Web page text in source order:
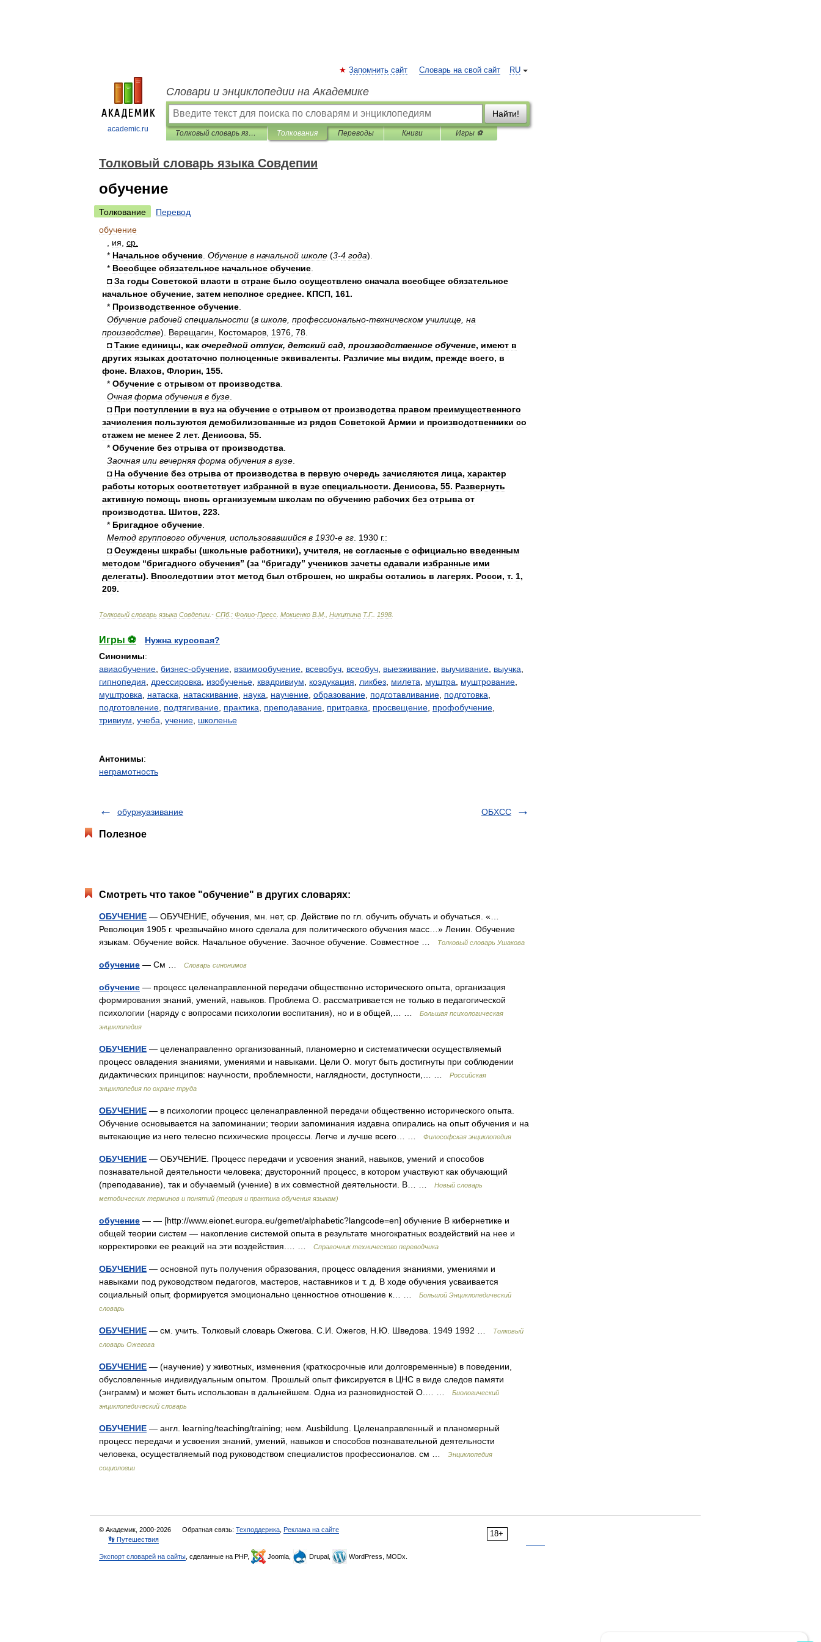
academic.ru
RU
Запомнить сайт Словарь на свой сайт
Словари и энциклопедии на Академике
Найти!
Толковый словарь языка Совдепии Толкования Переводы Книги Игры ⚽
Толковый словарь языка Совдепии
обучение
Толкование
Перевод
обучение
ия ср
* Начальное обучение Обучение в начальной школе (3-4 года).
* Всеобщее обязательное начальное обучение
◘ За годы Советской власти в стране было осуществлено сначала всеобщее обязательное
начальное обучение, затем неполное среднее. КПСП, 161.
* Производственное обучение
Обучение рабочей специальности (в школе профессионально-техническом училище на
производстве). Верещагин Костомаров 1976 78
◘ Такие единицы, как очередной отпуск, детский сад, производственное обучение, имеют в
других языках достаточно полноценные эквиваленты. Различие мы видим, прежде всего, в
фоне. Влахов, Флорин, 155.
* Обучение с отрывом от производства
Очная форма обучения в бузе
◘ При поступлении в вуз на обучение с отрывом от производства правом преимущественного
зачисления пользуются демобилизованные из рядов Советской Армии и производственники со
стажем не менее 2 лет. Денисова, 55.
* Обучение без отрыва от производства
Заочная или вечерняя форма обучения в вузе
◘ На обучение без отрыва от производства в первую очередь зачисляются лица, характер
работы которых соответствует избранной в вузе специальности. Денисова, 55. Развернуть
активную помощь вновь организуемым школам по обучению рабочих без отрыва от
производства. Шитов, 223.
* Бригадное обучение
Метод группового обучения, использовавшийся в 1930-е гг 1930 г.:
◘ Осуждены шкрабы (школьные работники), учителя, не согласные с официально введенным
методом “бригадного обучения” (за “бригаду” учеников зачеты сдавали избранные ими
делегаты). Впоследствии этот метод был отброшен, но шкрабы остались в лагерях. Росси, т. 1,
209.
Толковый словарь языка Совдепии .- СПб. : Фолио-Пресс Мокиенко В М Никитина Т.Г. 1998
Игры ⚽
Нужна курсовая?
Синонимы:
авиаобучение бизнес-обучение взаимообучение всевобуч всеобуч выезживание выучивание выучка
гипнопедия
дрессировка изобученье квадривиум коэдукация ликбез милета муштра муштрование
муштровка
натаска натаскивание наука научение образование подготавливание подготовка
подготовление подтягивание практика преподавание притравка просвещение профобучение
тривиум учеба учение школенье
Антонимы:
неграмотность
обуржуазивание ОБХСС
Полезное
Смотреть что такое "обучение" в других словарях:
ОБУЧЕНИЕ — ОБУЧЕНИЕ, обучения, мн. нет, ср. Действие по гл. обучить обучать и обучаться. «…
Революция 1905 г. чрезвычайно много сделала для политического обучения масс…» Ленин. Обучение
языкам. Обучение войск. Начальное обучение. Заочное обучение. Совместное …
Толковый словарь Ушакова
обучение — См … Словарь синонимов
обучение — процесс целенаправленной передачи общественно исторического опыта, организация
формирования знаний, умений, навыков. Проблема О. рассматривается не только в педагогической
психологии (наряду с вопросами психологии воспитания), но и в общей,… …
Большая психологическая
энциклопедия
ОБУЧЕНИЕ — целенаправленно организованный, планомерно и систематически осуществляемый
процесс овладения знаниями, умениями и навыками. Цели О. могут быть достигнуты при соблюдении
дидактических принципов: научности, проблемности, наглядности, доступности,… …
Российская
энциклопедия по охране труда
ОБУЧЕНИЕ — в психологии процесс целенаправленной передачи общественно исторического опыта.
Обучение основывается на запоминании; теории запоминания издавна опирались на опыт обучения и на
вытекающие из него телесно психические процессы. Легче и лучше всего… …
Философская энциклопедия
ОБУЧЕНИЕ — ОБУЧЕНИЕ. Процесс передачи и усвоения знаний, навыков, умений и способов
познавательной деятельности человека; двусторонний процесс, в котором участвуют как обучающий
(преподавание), так и обучаемый (учение) в их совместной деятельности. В… …
Новый словарь
методических терминов и понятий (теория и практика обучения языкам)
обучение — — [http://www.eionet.europa.eu/gemet/alphabetic?langcode=en] обучение В кибернетике и
общей теории систем — накопление системой опыта в результате многократных воздействий на нее и
корректировки ее реакций на эти воздействия.… …
Справочник технического переводчика
ОБУЧЕНИЕ — основной путь получения образования, процесс овладения знаниями, умениями и
навыками под руководством педагогов, мастеров, наставников и т. д. В ходе обучения усваивается
социальный опыт, формируется эмоционально ценностное отношение к… …
Большой Энциклопедический
словарь
ОБУЧЕНИЕ — см. учить. Толковый словарь Ожегова. С.И. Ожегов, Н.Ю. Шведова. 1949 1992 …
Толковый
словарь Ожегова
ОБУЧЕНИЕ — (научение) у животных, изменения (краткосрочные или долговременные) в поведении,
обусловленные индивидуальным опытом. Прошлый опыт фиксируется в ЦНС в виде следов памяти
(энграмм) и может быть использован в дальнейшем. Одна из разновидностей О.… …
Биологический
энциклопедический словарь
ОБУЧЕНИЕ — англ. learning/teaching/training; нем. Ausbildung. Целенаправленный и планомерный
процесс передачи и усвоения знаний, умений, навыков и способов познавательной деятельности
человека, осуществляемый под руководством специалистов профессионалов. см …
Энциклопедия
социологии
18+
© Академик, 2000-2026 Обратная связь: Техподдержка Реклама на сайте
👣 Путешествия
Экспорт словарей на сайты , сделанные на PHP, Joomla, Drupal, WordPress, MODx.